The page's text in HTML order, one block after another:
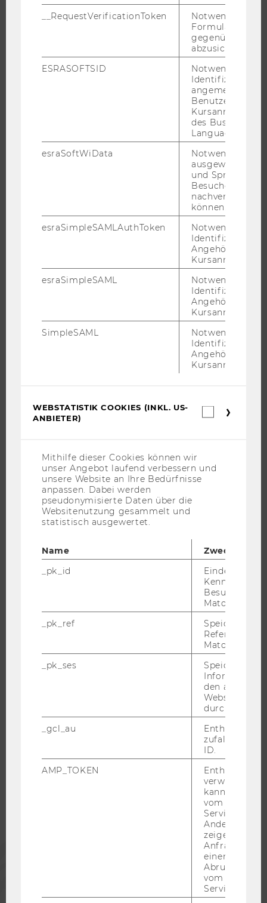
BACHELOR
EXECUTIVE EDUCATION
INTERNATIONALE UND INCOMING EXCHANGE STUDIERENDE
ANGEBOTE FÜR SCHULEN UND STUDIENINTERESSIERTE
STUDENT CLUBS
FORSCHUNGSPORTAL
ORGANISATION DER FORSCHUNG
WIRTSCHAFT UND GESELLSCHAFT
EVENTS ARCHIV
WU FOUNDATION
WELCOME SERVICES
STUDIERENDE
__RequestVerificationToken
Notwendig, um
gegenüber
abzusichern.
ESRASOFTSID
Notwendig zur
Identifizierung
angemeldeten
Benutzers im
des Business
Language
esraSoftWiData
Notwendig um
ausgewählte
und
Besuchers
nachverfolgen
können.
esraSimpleSAMLAuthToken
Notwendig zur
Identifizierung
Angehörige/r für
Kursanmeldung.
esraSimpleSAML
Notwendig zur
Identifizierung
Angehörige/r für
Kursanmeldung.
SimpleSAML
Notwendig zur
Identifizierung
Angehörige/r für
Kursanmeldung.
WEBSTATISTIK COOKIES (INKL. US-
ANBIETER)
Mithilfe dieser Cookies können wir
unser Angebot laufend verbessern und
unsere Website an Ihre Bedürfnisse
anpassen. Dabei werden
pseudonymisierte Daten über die
Websitenutzung gesammelt und
statistisch ausgewertet.
Name
Zweck
_pk_id
Eindeutige
Besuchers
Matomo.
_pk_ref
Speicherung
Referrers
Matomo.
_pk_ses
Speicherung
den aktuellen
durch
_gcl_au
Enthält eine
ID.
AMP_TOKEN
Enthält ein
verwendet
kann, um
vom AMP-
Service
Andere
zeigen Opt-
Anfrage im
einen Fehler
Abrufen
vom AMP
Service an.